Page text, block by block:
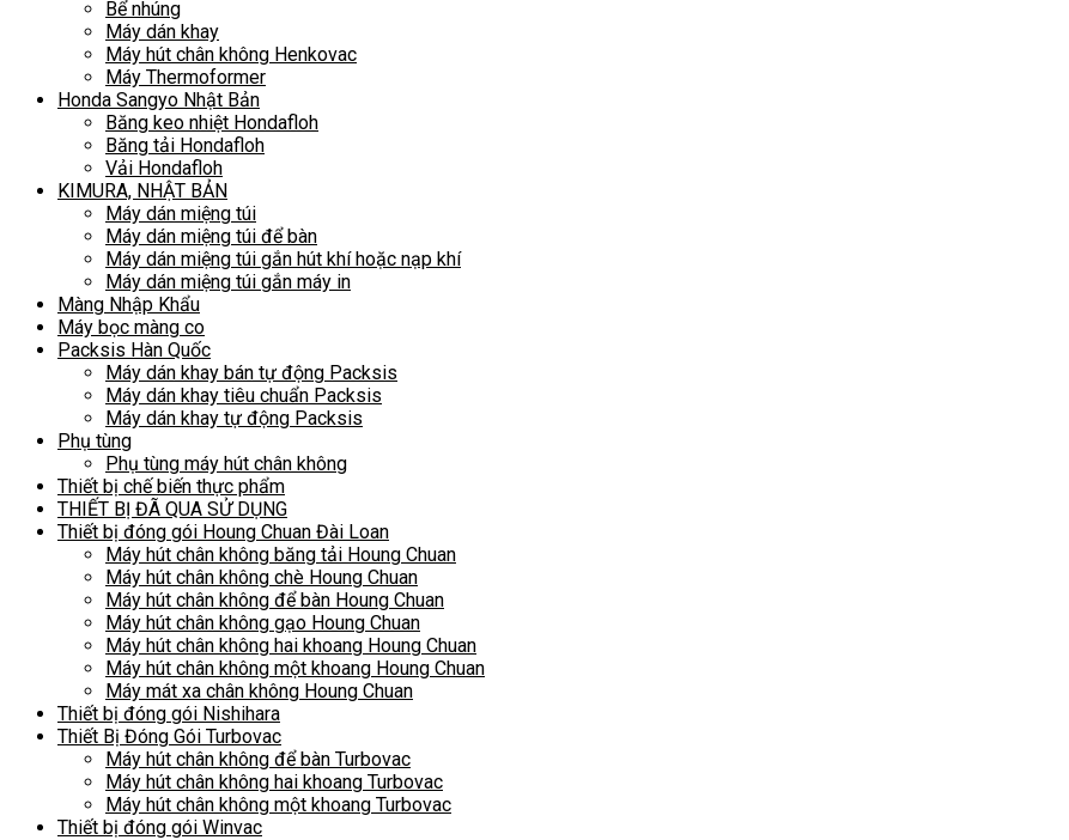
Bể nhúng
Máy dán khay
Máy hút chân không Henkovac
Máy Thermoformer
Honda Sangyo Nhật Bản
Băng keo nhiệt Hondafloh
Băng tải Hondafloh
Vải Hondafloh
KIMURA, NHẬT BẢN
Máy dán miệng túi
Máy dán miệng túi để bàn
Máy dán miệng túi gắn hút khí hoặc nạp khí
Máy dán miệng túi gắn máy in
Màng Nhập Khẩu
Máy bọc màng co
Packsis Hàn Quốc
Máy dán khay bán tự động Packsis
Máy dán khay tiêu chuẩn Packsis
Máy dán khay tự động Packsis
Phụ tùng
Phụ tùng máy hút chân không
Thiết bị chế biến thực phẩm
THIẾT BỊ ĐÃ QUA SỬ DỤNG
Thiết bị đóng gói Houng Chuan Đài Loan
Máy hút chân không băng tải Houng Chuan
Máy hút chân không chè Houng Chuan
Máy hút chân không để bàn Houng Chuan
Máy hút chân không gạo Houng Chuan
Máy hút chân không hai khoang Houng Chuan
Máy hút chân không một khoang Houng Chuan
Máy mát xa chân không Houng Chuan
Thiết bị đóng gói Nishihara
Thiết Bị Đóng Gói Turbovac
Máy hút chân không để bàn Turbovac
Máy hút chân không hai khoang Turbovac
Máy hút chân không một khoang Turbovac
Thiết bị đóng gói Winvac